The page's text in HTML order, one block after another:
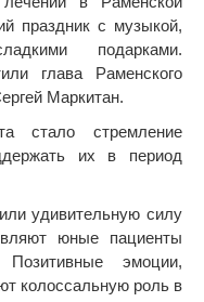
праздник с музыкой,
подарками.
глава Раменского
Маркитан.
стало стремление
их в период
удивительную силу
юные пациенты
эмоции,
колоссальную роль в